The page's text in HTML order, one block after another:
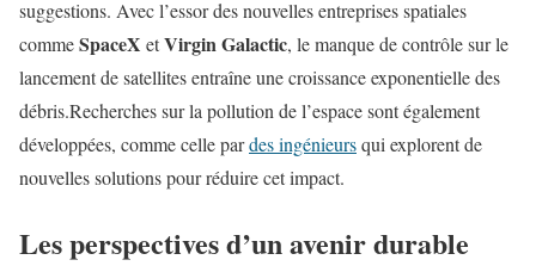
suggestions. Avec l’essor des nouvelles entreprises spatiales
commeSpaceX etVirgin Galactic, le manque de contrôle sur le
lancement de satellites entraîne une croissance exponentielle des
débris.Recherches sur la pollution de l’espace sont également
développées, comme celle pardes ingénieursqui explorent de
nouvelles solutions pour réduire cet impact.
Les perspectives d’un avenir durable